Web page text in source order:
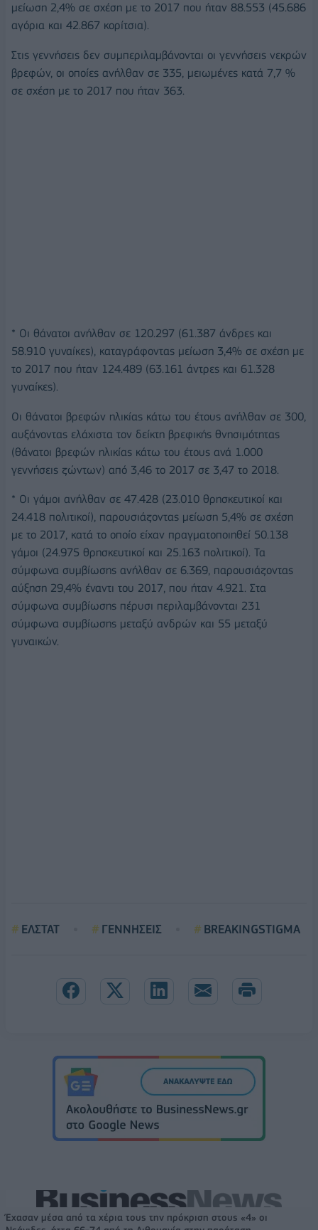
μείωση 2,4% σε σχέση με το 2017 που ήταν 88.553 (45.686
αγόρια και 42.867 κορίτσια).
Στις γεννήσεις δεν συμπεριλαμβάνονται οι γεννήσεις νεκρών
βρεφών, οι οποίες ανήλθαν σε 335, μειωμένες κατά 7,7 %
σε σχέση με το 2017 που ήταν 363.
* Οι θάνατοι ανήλθαν σε 120.297 (61.387 άνδρες και
58.910 γυναίκες), καταγράφοντας μείωση 3,4% σε σχέση με
το 2017 που ήταν 124.489 (63.161 άντρες και 61.328
γυναίκες).
Οι θάνατοι βρεφών ηλικίας κάτω του έτους ανήλθαν σε 300,
αυξάνοντας ελάχιστα τον δείκτη βρεφικής θνησιμότητας
(θάνατοι βρεφών ηλικίας κάτω του έτους ανά 1.000
γεννήσεις ζώντων) από 3,46 το 2017 σε 3,47 το 2018.
* Οι γάμοι ανήλθαν σε 47.428 (23.010 θρησκευτικοί και
24.418 πολιτικοί), παρουσιάζοντας μείωση 5,4% σε σχέση
με το 2017, κατά το οποίο είχαν πραγματοποιηθεί 50.138
γάμοι (24.975 θρησκευτικοί και 25.163 πολιτικοί). Τα
σύμφωνα συμβίωσης ανήλθαν σε 6.369, παρουσιάζοντας
αύξηση 29,4% έναντι του 2017, που ήταν 4.921. Στα
σύμφωνα συμβίωσης πέρυσι περιλαμβάνονται 231
σύμφωνα συμβίωσης μεταξύ ανδρών και 55 μεταξύ
γυναικών.
ΕΛΣΤΑΤ ΓΕΝΝΗΣΕΙΣ BREAKINGSTIGMA
Έχασαν μέσα από τα χέρια τους την πρόκριση στους «4» οι